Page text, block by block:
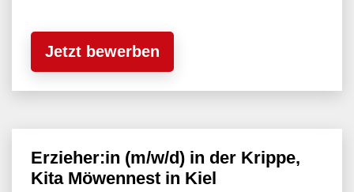
Jetzt bewerben
Erzieher:in (m/w/d) in der Krippe,
Kita Möwennest in Kiel